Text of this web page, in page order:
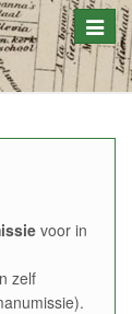
Toggle
voor in
zelf